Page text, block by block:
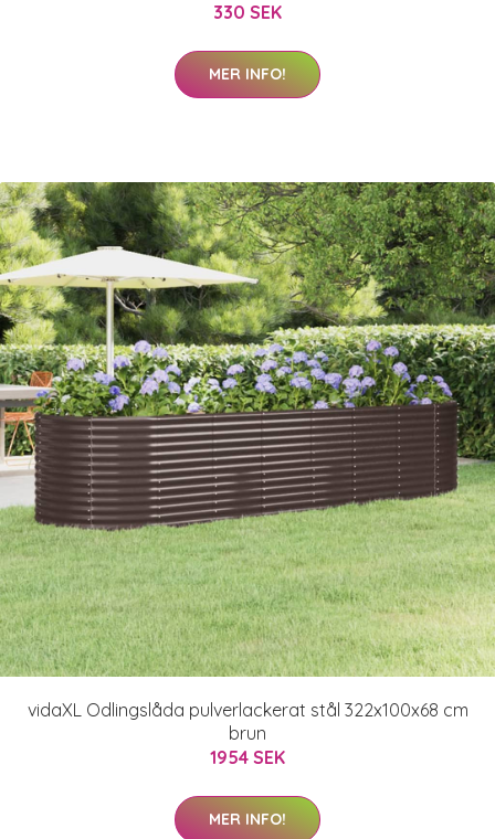
330 SEK
MER INFO!
vidaXL Odlingslåda pulverlackerat stål 322x100x68 cm
brun
1954 SEK
MER INFO!